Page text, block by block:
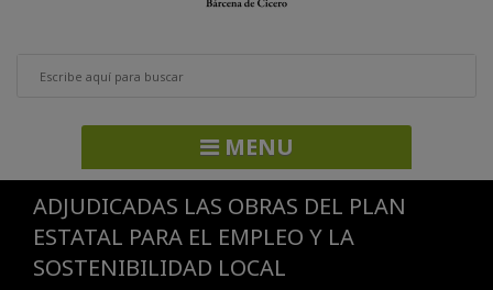
MENU
ADJUDICADAS LAS OBRAS DEL PLAN
ESTATAL PARA EL EMPLEO Y LA
SOSTENIBILIDAD LOCAL